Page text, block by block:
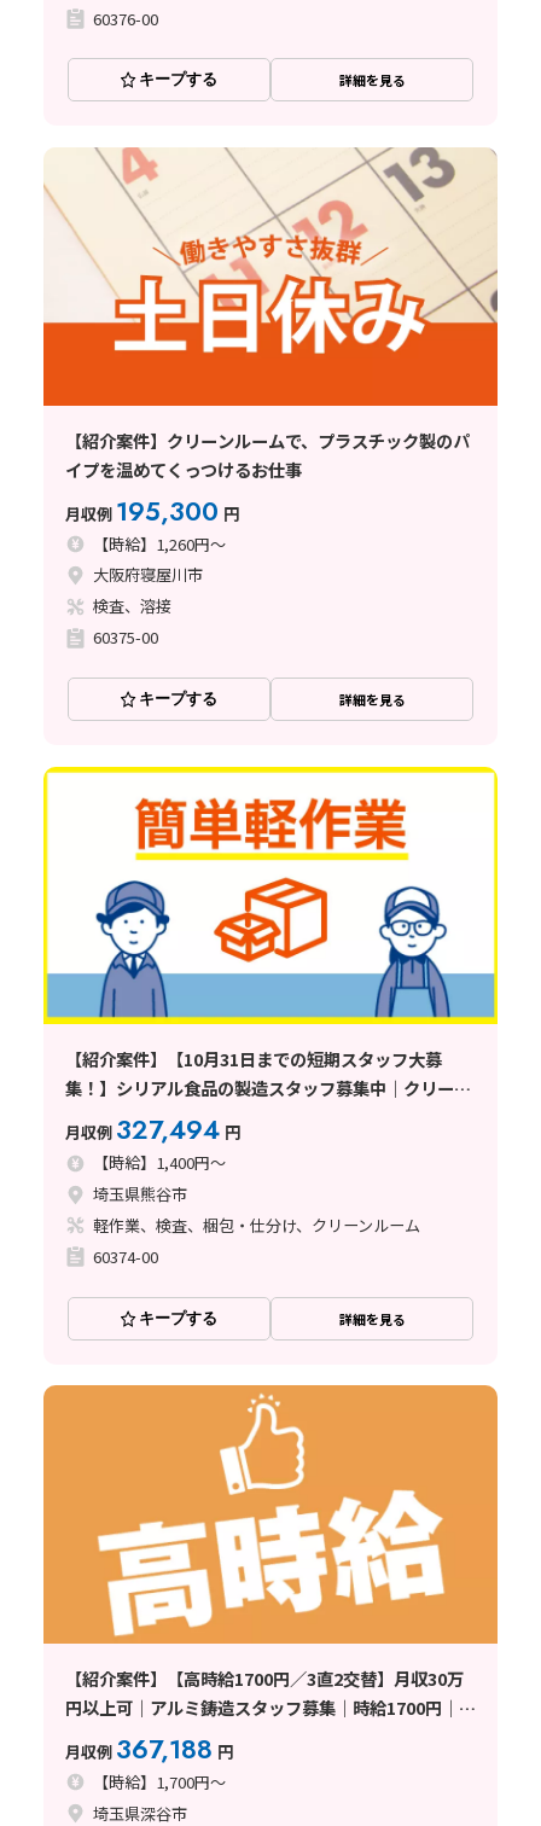
60376-00
キープする 詳細を見る
【紹介案件】クリーンルームで、プラスチック製のパ
イプを温めてくっつけるお仕事
月収例 195,300 円
【時給】1,260円～
大阪府寝屋川市
検査、溶接
60375-00
キープする 詳細を見る
【紹介案件】【10月31日までの短期スタッフ大募
集！】シリアル食品の製造スタッフ募集中｜クリーン
ルームで快適｜未経験OK｜20代〜60代男女活躍中｜
軽作業〈埼玉県熊谷市〉
月収例 327,494 円
【時給】1,400円～
埼玉県熊谷市
軽作業、検査、梱包・仕分け、クリーンルーム
60374-00
キープする 詳細を見る
【紹介案件】【高時給1700円／3直2交替】月収30万
円以上可｜アルミ鋳造スタッフ募集｜時給1700円｜未
経験OK｜手に職を付けたい方にオススメ♪〈埼玉県
深谷市〉
月収例 367,188 円
【時給】1,700円～
埼玉県深谷市